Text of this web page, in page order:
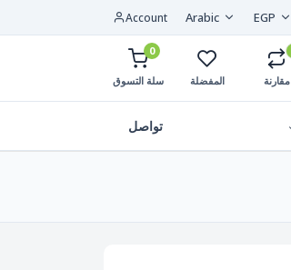
EGP
Arabic
Account
مقارنة المفضلة
0
سلة التسوق
تواصل